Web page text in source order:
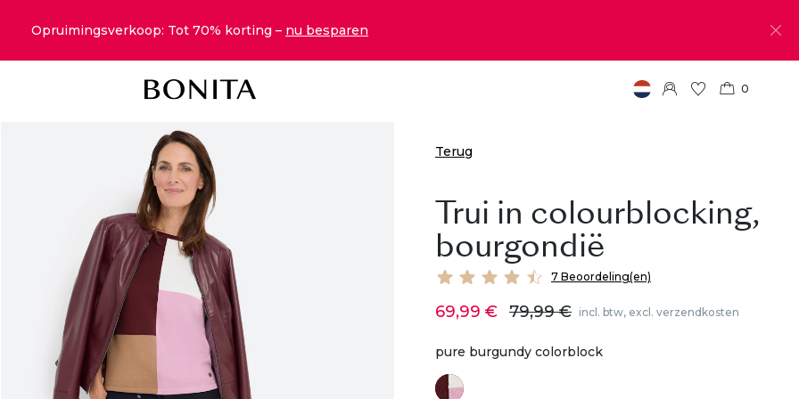
Opruimingsverkoop: Tot 70% korting – nu besparen
0
Terug
Trui in colourblocking,
bourgondië
7 Beoordeling(en)
69,99 € 79,99 € incl. btw, excl. verzendkosten
pure burgundy colorblock